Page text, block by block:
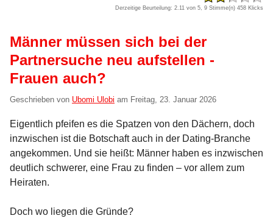
Derzeitige Beurteilung: 2.11 von 5, 9 Stimme(n) 458 Klicks
Männer müssen sich bei der
Partnersuche neu aufstellen -
Frauen auch?
Geschrieben von Ubomi Ulobi am Freitag, 23. Januar 2026
Eigentlich pfeifen es die Spatzen von den Dächern, doch
inzwischen ist die Botschaft auch in der Dating-Branche
angekommen. Und sie heißt: Männer haben es inzwischen
deutlich schwerer, eine Frau zu finden – vor allem zum
Heiraten.
Doch wo liegen die Gründe?